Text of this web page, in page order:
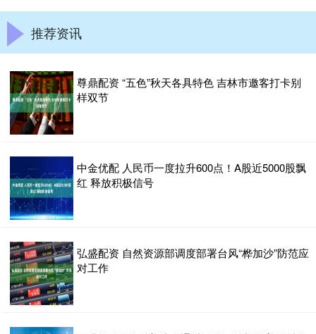
推荐资讯
尊鼎配资 “五色”秋天各具特色 吉林市邀客打卡别
样双节
中金优配 人民币一度拉升600点！A股近5000股飘
红 释放积极信号
弘盛配资 自然资源部调度部署台风“桦加沙”防范应
对工作